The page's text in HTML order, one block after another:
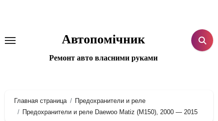
Автопомічник
Ремонт авто власними руками
Главная страница
Предохранители и реле
Предохранители и реле Daewoo Matiz (M150), 2000 — 2015